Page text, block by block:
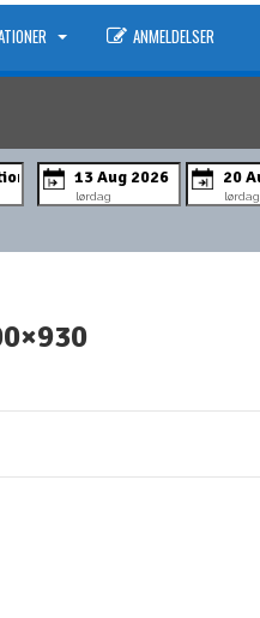
ANMELDELSER
lørdag lørdag